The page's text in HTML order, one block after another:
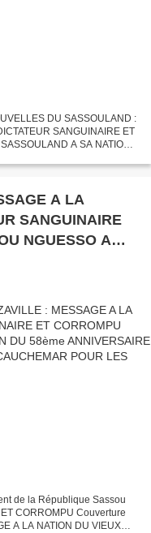
DU SASSOULAND :
SANGUINAIRE ET
A SA NATION.
A LA
SANGUINAIRE
NGUESSO A
UN
de la République Sassou
CORROMPU Couverture
A LA NATION DU VIEUX